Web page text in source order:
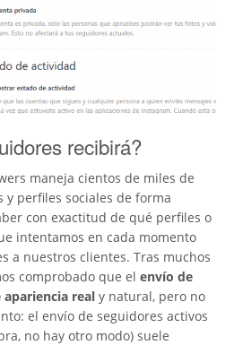
recibirá?
maneja cientos de miles de
y perfiles sociales de forma
con exactitud de qué perfiles o
intentamos en cada momento
a nuestros clientes. Tras muchos
comprobado que el envío de
apariencia real y natural, pero no
el envío de seguidores activos
no hay otro modo) suele